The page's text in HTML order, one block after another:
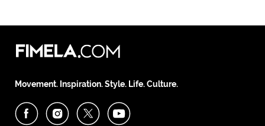
Movement. Inspiration. Style. Life. Culture.